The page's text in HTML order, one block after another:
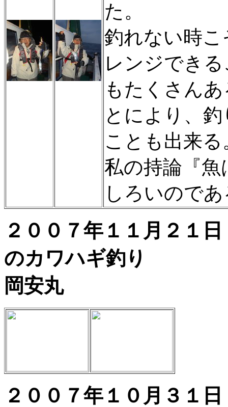
た。
釣れない時
レンジでき
もたくさん
とにより、
ことも出来る
私の持論『
しろいので
２００７年１１
のカワハギ
岡安丸
２００７年１０